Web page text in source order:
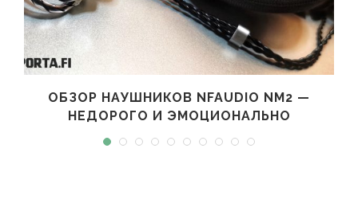
ОБЗОР НАУШНИКОВ NFAUDIO NM2 —
НЕДОРОГО И ЭМОЦИОНАЛЬНО